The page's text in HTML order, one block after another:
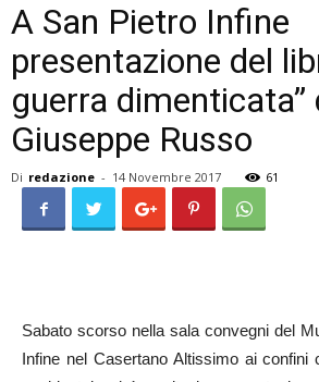
A San Pietro Infine
presentazione del
guerra dimenticata”
Giuseppe Russo
Di redazione - 14 Novembre 2017 61
Sabato scorso nella sala convegni del
Infine nel Casertano Altissimo ai confini